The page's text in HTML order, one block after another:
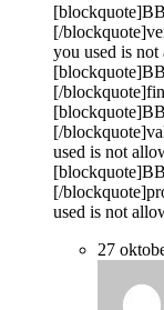
[/
you used is
[/
[/
used is not
[/
used is not
27